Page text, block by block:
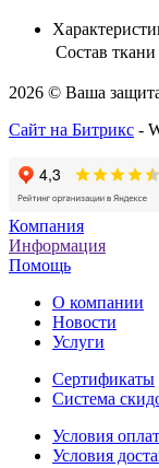
Состав ткани
2026 © Ваша
Сайт на Битрикс -
Компания
Информация
Помощь
О компании
Новости
Услуги
Cертификаты
Система
Условия
Условия